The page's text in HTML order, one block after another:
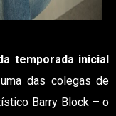
temporada inicial
das colegas de
Barry Block – o